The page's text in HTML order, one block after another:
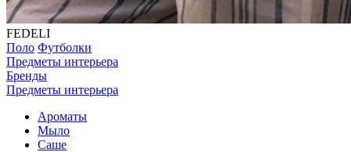
FEDELI
Поло Футболки
Предметы интерьера
Бренды
Предметы интерьера
Ароматы
Мыло
Саше